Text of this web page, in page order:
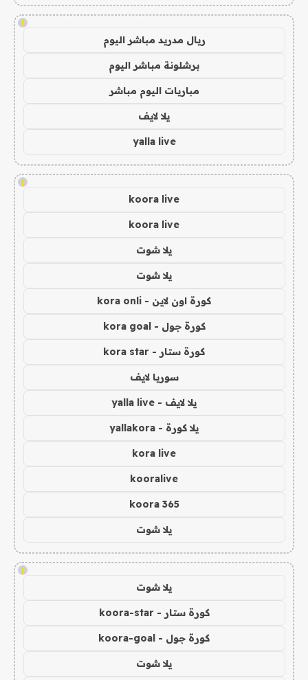
!
ريال مدريد مباشر اليوم
برشلونة مباشر اليوم
مباريات اليوم مباشر
يلا لايف
yalla live
!
koora live
koora live
يلا شوت
يلا شوت
كورة اون لاين - kora onli
كورة جول - kora goal
كورة ستار - kora star
سوريا لايف
يلا لايف - yalla live
يلا كورة - yallakora
kora live
kooralive
koora 365
يلا شوت
!
يلا شوت
كورة ستار - koora-star
كورة جول - koora-goal
يلا شوت